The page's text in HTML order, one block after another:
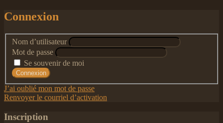
Connexion
Nom d’utilisateur
Mot de passe
Se souvenir de moi
J’ai oublié mon mot de passe
Renvoyer le courriel d’activation
Inscription